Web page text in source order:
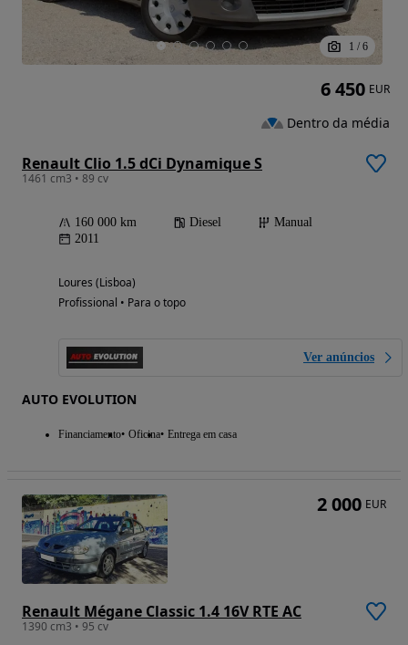
1 / 6
Renault Clio 1.5 dCi Dynamique S
1461 cm3 • 89 cv
160 000 km Diesel
Manual
2011
Loures (Lisboa)
Profissional • Para o topo
Ver anúncios
AUTO EVOLUTION
Financiamento Oficina Entrega em casa
6 450 EUR
Dentro da média
Renault Mégane Classic 1.4 16V RTE AC
1390 cm3 • 95 cv
2 000 EUR